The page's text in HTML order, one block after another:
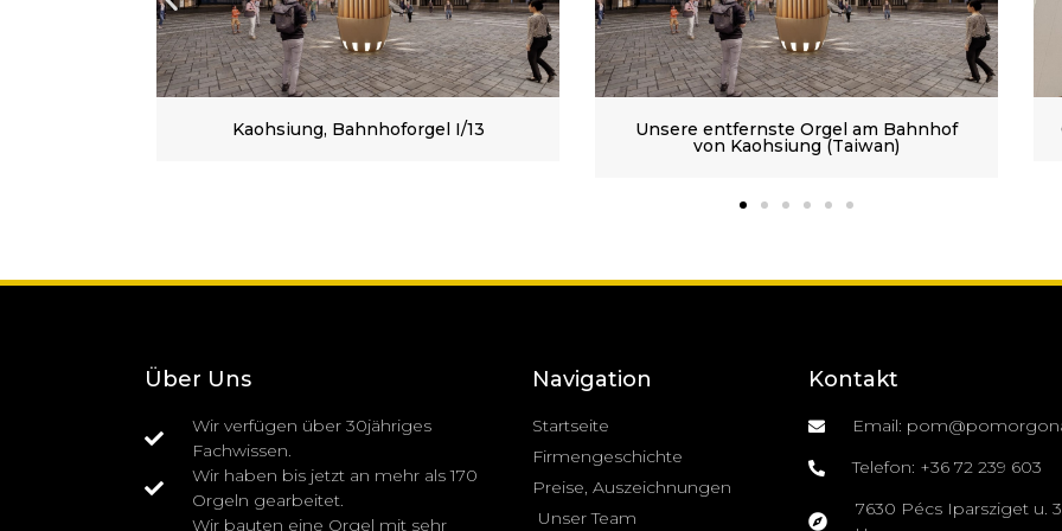
Unsere entfernste Orgel am Bahnhof
von Kaohsiung (Taiwan)
Gödöllőer Prämonstratenser Abtei, III/38
Über Uns
Wir verfügen über 30jähriges
Fachwissen.
Wir haben bis jetzt an mehr als 170
Orgeln gearbeitet.
Wir bauten eine Orgel mit sehr
Navigation
Startseite
Firmengeschichte
Preise, Auszeichnungen
Unser Team
Kontakt
Email:
Telefon: +36 72 239 603
7630 Pécs Iparsziget u.